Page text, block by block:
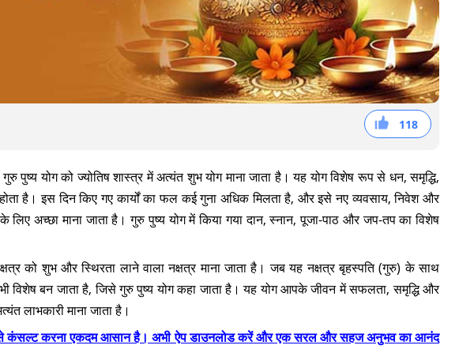
118
41
36
41
गुरु पुष्य योग को ज्योतिष शास्त्र में अत्यंत शुभ योग माना जाता है। यह योग विशेष रूप से धन, समृद्धि,
है। इस दिन किए गए कार्यों का फल कई गुना अधिक मिलता है, और इसे नए व्यवसाय, निवेश और
लिए अच्छा माना जाता है। गुरु पुष्य योग में किया गया दान, स्नान, पूजा-पाठ और जप-तप का विशेष
को शुभ और स्थिरता लाने वाला नक्षत्र माना जाता है। जब यह नक्षत्र बृहस्पति (गुरु) के साथ
विशेष बन जाता है, जिसे गुरु पुष्य योग कहा जाता है। यह योग आपके जीवन में सफलता, समृद्धि और
लाभकारी माना जाता है।
से कंसल्ट करना एकदम आसान है। अभी ऐप डाउनलोड करें और एक सरल और सहज अनुभव का आनंद